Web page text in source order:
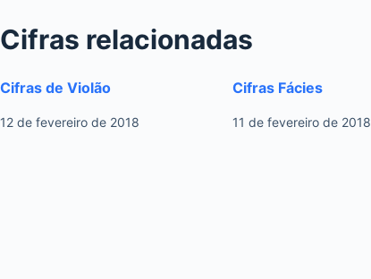
Cifras relacionadas
Cifras de Violão
12 de fevereiro de 2018
Cifras Fácies
11 de fevereiro de 2018